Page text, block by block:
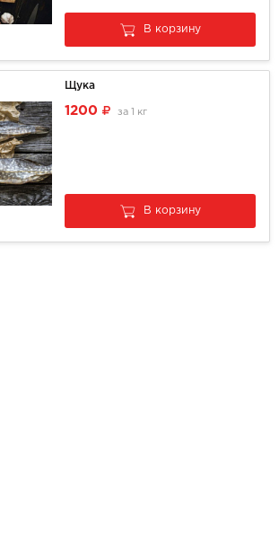
В корзину
Щука
1200 за 1 кг
В корзину